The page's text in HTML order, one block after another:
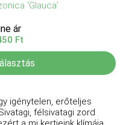
'Glauca'
ár
Ft
igénytelen, erőteljes
félsivatagi zord